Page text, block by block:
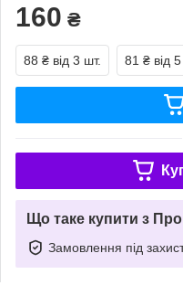
160 ₴
88 ₴ від 3 шт. 81 ₴ від
Що таке купити з
Замовлення під